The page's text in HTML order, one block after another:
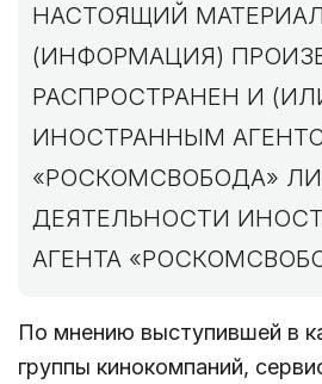
НАСТОЯЩИЙ МАТЕРИАЛ
(ИНФОРМАЦИЯ)
РАСПРОСТРАНЕН И
ИНОСТРАННЫМ
«РОСКОМСВОБОДА»
ДЕЯТЕЛЬНОСТИ
АГЕНТА
По мнению выступившей в
группы кинокомпаний,